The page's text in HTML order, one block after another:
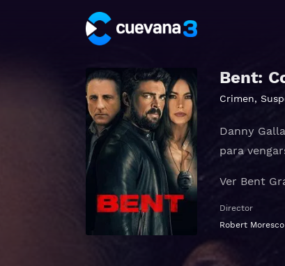
Bent:
Crimen,
Danny
para
Ver Bent
Director
Robert Moresco